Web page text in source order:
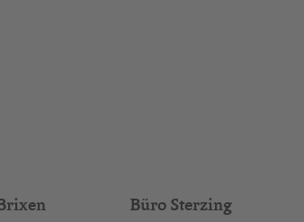
Büro Sterzing